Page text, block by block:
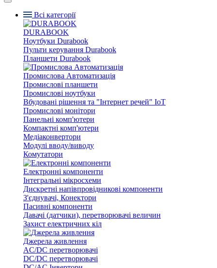
Всі категорії
DURABOOK
Ноутбуки Durabook
Пульти керування Durabook
Планшети Durabook
Промислова Автоматизація
Промислові планшети
Промислові ноутбуки
Вбудовані рішення та "Інтернет речей" IoT
Промислові монітори
Панельні комп'ютери
Компактні комп'ютери
Медіаконвертори
Модулі вводу/виводу
Комутатори
Електронні компоненти
Інтегральні мікросхеми
Дискретні напівпровідникові компоненти
З'єднувачі, Конектори
Пасивні компоненти
Давачі (датчики), перетворювачі величин
Захист електричних кіл
Джерела живлення
AC/DC перетворювачі
DC/DC перетворювачі